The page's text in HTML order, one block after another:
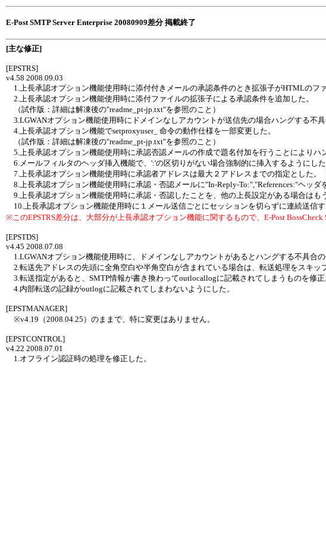
E-Post SMTP Server Enterprise 20080909差分 掲載終了
[主な修正]
[EPSTRS]
v4.58 2008.09.03
1.上長承認オプション機能使用時に添付付きメールの承認条件のとき拡張子がHTMLのフ
2.上長承認オプション機能使用時に添付ファイルの拡張子による承認条件を追加した。
（試作版：詳細は解凍後の"readme_pt-jp.txt"を参照のこと）
3.LGWANオプション機能使用時にドメインなしアカウントが送信先の場合ハングする不具
4.上長承認オプション機能でsetproxyuser_ 命令の動作仕様を一部変更した。
（試作版：詳細は解凍後の"readme_pt-jp.txt"を参照のこと）
5.上長承認オプション機能使用時に承認否認メールの作成で題名付加を行うことによりハ
6.メールフィルタのヘッダ挿入機能で、':'の区切りがない場合強制的に挿入するようにした
7.上長承認オプション機能使用時に承認者アドレスは最大２アドレスまでの指定とした。
8.上長承認オプション機能使用時に承認・否認メールに"In-Reply-To:","References:"ヘッダ
9.上長承認オプション機能使用時に承認・否認したことを、他の上長設定がある場合はも
10.上長承認オプション機能使用時に１メール送信ごとにセッションを切らずに連続送信
※このEPSTRS差分は、大部分が上長承認オプション機能に関するもので、E-Post
[EPSTDS]
v4.45 2008.07.08
1.LGWANオプション機能使用時に、ドメインなしアカウントがあるとハングする不具合の
2.転送先アドレスの先頭に全角空白や半角空白が含まれている場合は、転送処理をスキッ
3.転送指定があると、SMTP情報が書き換わってoutlocallogに記載されてしまうものを修正
4.内部転送の記録がoutlogに記載されてしまわないようにした。
[EPSTMANAGER]
※v4.19（2008.04.25）のままで、特に変更はありません。
[EPSTCONTROL]
v4.22 2008.07.01
1.オフライン認証時の処理を修正した。